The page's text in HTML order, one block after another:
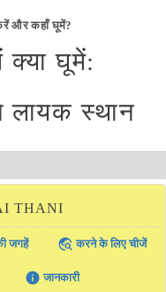
और कहाँ घूमें?
घूमें:
लायक स्थान
THANI
जगहें travel_explore करने के लिए चीजें
info जानकारी